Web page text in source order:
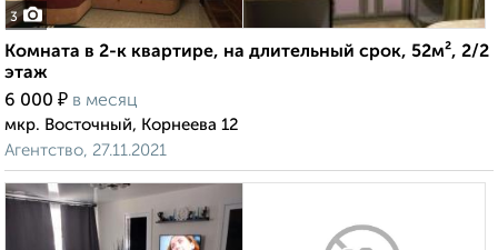
3
Комната в 2-к квартире, на длительный срок, 52м², 2/2
этаж
6 000 ₽ в месяц
мкр. Восточный, Корнеева 12
Агентство, 27.11.2021